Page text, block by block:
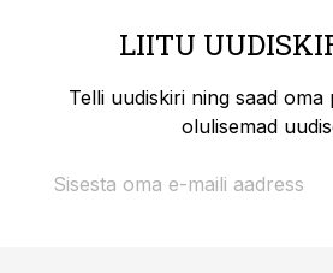
LIITU
Telli uudiskiri ning saad oma
olulisemad